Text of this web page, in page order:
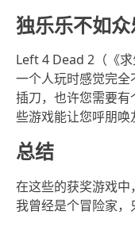
独乐乐不如
Left 4 Dead 2（《
一个人玩时感觉完
插刀，也许您需要
些游戏能让您呼朋唤
总结
在这些的获奖游戏
我曾经是个冒险家